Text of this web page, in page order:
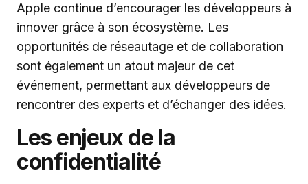
Apple continue d’encourager les développeurs à
innover grâce à son écosystème. Les
opportunités de réseautage et de collaboration
sont également un atout majeur de cet
événement, permettant aux développeurs de
rencontrer des experts et d’échanger des idées.
Les enjeux de la
confidentialité